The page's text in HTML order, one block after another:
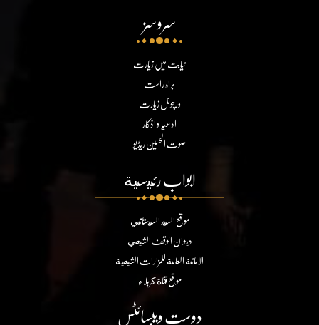
سروسز
نیابت میں زیارت
براہ راست
ورچوئل زیارت
ادعیہ و اذکار
صوت الحسین ریڈیو
ابواب رئيسية
موقع السيد السيستاني
ديوان الوقف الشيعي
الامانة العامة للمزارات الشيعية
موقع قناة كربلاء
دوست ویبسائٹس